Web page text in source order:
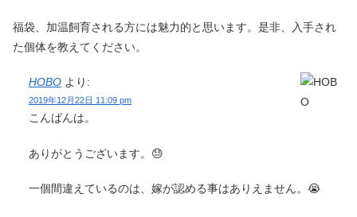
福袋、加温飼育される方には魅力的と思います。是非、入手され
た個体を教えてください。
HOBO より:
2019年12月22日 11:09 pm
こんばんは。
ありがとうございます。😓
一個間違えているのは、嫁が認める事はありえません。😭